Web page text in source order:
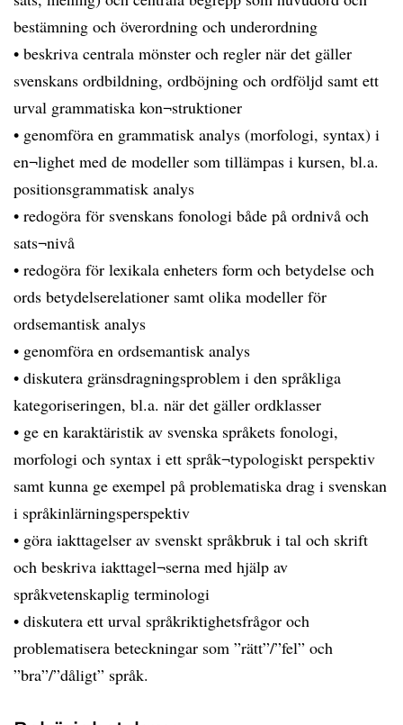
bestämning och överordning och underordning
• beskriva centrala mönster och regler när det gäller
svenskans ordbildning, ordböjning och ordföljd samt ett
urval grammatiska kon¬struktioner
• genomföra en grammatisk analys (morfologi, syntax) i
en¬lighet med de modeller som tillämpas i kursen, bl.a.
positionsgrammatisk analys
• redogöra för svenskans fonologi både på ordnivå och
sats¬nivå
• redogöra för lexikala enheters form och betydelse och
ords betydelserelationer samt olika modeller för
ordsemantisk analys
• genomföra en ordsemantisk analys
• diskutera gränsdragningsproblem i den språkliga
kategoriseringen, bl.a. när det gäller ordklasser
• ge en karaktäristik av svenska språkets fonologi,
morfologi och syntax i ett språk¬typologiskt perspektiv
samt kunna ge exempel på problematiska drag i svenskan
i språkinlärningsperspektiv
• göra iakttagelser av svenskt språkbruk i tal och skrift
och beskriva iakttagel¬serna med hjälp av
språkvetenskaplig terminologi
• diskutera ett urval språkriktighetsfrågor och
problematisera beteckningar som ”rätt”/”fel” och
”bra”/”dåligt” språk.